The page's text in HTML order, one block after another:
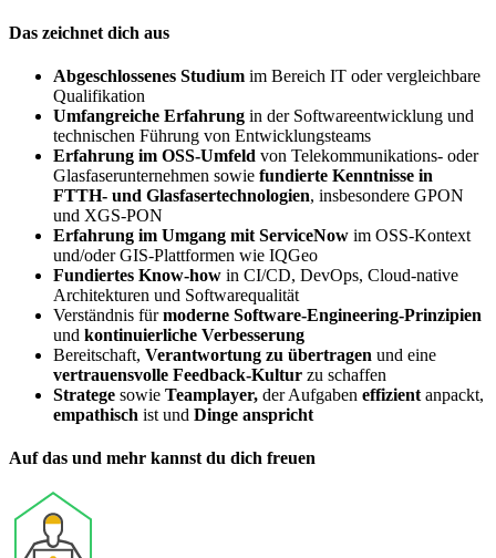
Das zeichnet dich aus
Abgeschlossenes Studium im Bereich IT oder vergleichbare
Qualifikation
Umfangreiche Erfahrung in der Softwareentwicklung und
technischen Führung von Entwicklungsteams
Erfahrung im OSS-Umfeld von Telekommunikations- oder
Glasfaserunternehmen sowie fundierte Kenntnisse in
FTTH- und Glasfasertechnologien, insbesondere GPON
und XGS-PON
Erfahrung im Umgang mit ServiceNow im OSS-Kontext
und/oder GIS-Plattformen wie IQGeo
Fundiertes Know-how in CI/CD, DevOps, Cloud-native
Architekturen und Softwarequalität
Verständnis fürmoderne Software-Engineering-Prinzipien
und kontinuierliche Verbesserung
Bereitschaft, Verantwortung zu übertragen und eine
vertrauensvolle Feedback-Kultur zu schaffen
Stratege sowie Teamplayer, der Aufgaben effizient anpackt,
empathisch ist und Dinge anspricht
Auf das und mehr kannst du dich freuen